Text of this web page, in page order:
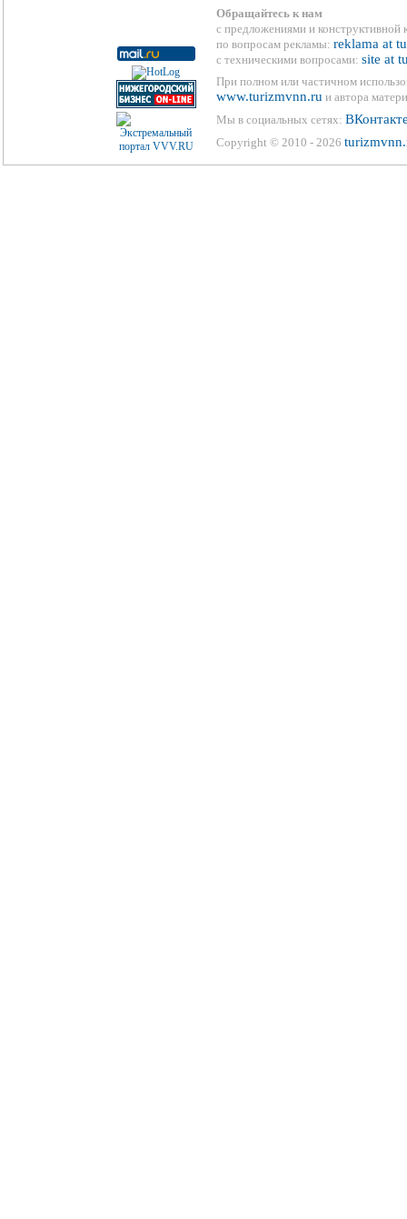
Обращайтесь к нам
с предложениями и конструктивной
по вопросам рекламы: reklama at
с техническими вопросами: site at
При полном или частичном
www.turizmvnn.ru и автора
Мы в социальных сетях:
Copyright © 2010 - 2026